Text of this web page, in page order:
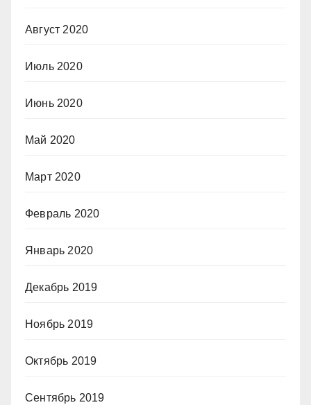
Август 2020
Июль 2020
Июнь 2020
Май 2020
Март 2020
Февраль 2020
Январь 2020
Декабрь 2019
Ноябрь 2019
Октябрь 2019
Сентябрь 2019